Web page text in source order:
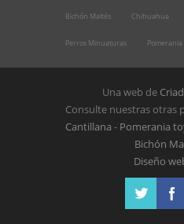
Bichón Maltés Chihuahua
Perros Minuaturas Pomerania
Una web de
Consulte nuestras otras
Cantillana - Pomerania
Bichón
Diseño